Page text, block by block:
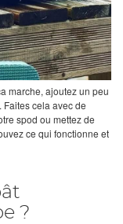
marche, ajoutez un peu
cela avec de
spod ou mettez de
ce qui fonctionne et
?